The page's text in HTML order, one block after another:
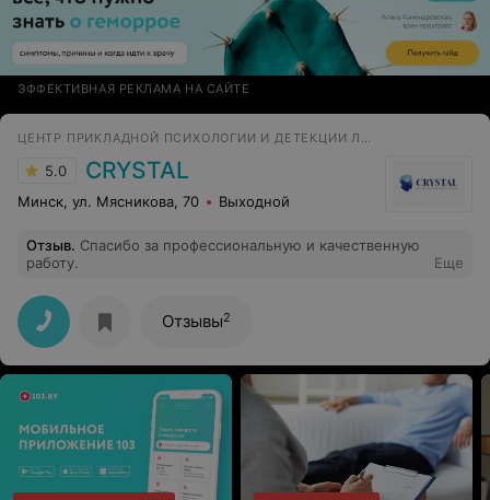
ЭФФЕКТИВНАЯ РЕКЛАМА НА САЙТЕ
ЦЕНТР ПРИКЛАДНОЙ ПСИХОЛОГИИ И ДЕТЕКЦИИ ЛЖИ
5.0 CRYSTAL
Минск, ул. Мясникова, 70 Выходной
Отзыв. Спасибо за профессиональную и качественную
работу.
Еще
Отзывы2